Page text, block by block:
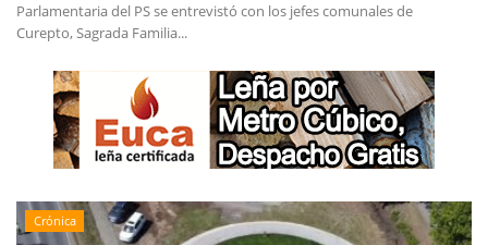
Parlamentaria del PS se entrevistó con los jefes comunales de
Curepto, Sagrada Familia...
Crónica